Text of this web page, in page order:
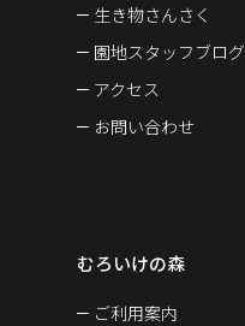
生き物さんさく
園地スタッフブログ
アクセス
お問い合わせ
むろいけの森
ご利用案内